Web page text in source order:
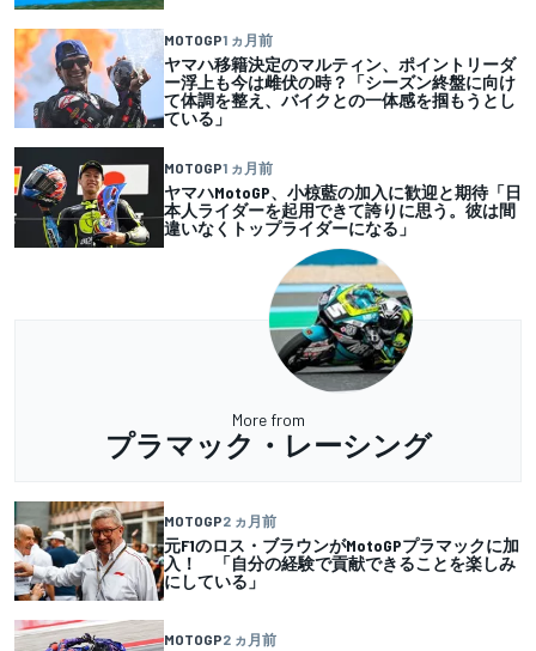
MOTOGP1 ヵ月前
ヤマハ移籍決定のマルティン、ポイントリーダ
ー浮上も今は雌伏の時？「シーズン終盤に向け
て体調を整え、バイクとの一体感を掴もうとし
ている」
MOTOGP1 ヵ月前
ヤマハMotoGP、小椋藍の加入に歓迎と期待「日
本人ライダーを起用できて誇りに思う。彼は間
違いなくトップライダーになる」
More from
プラマック・レーシング
MOTOGP2 ヵ月前
元F1のロス・ブラウンがMotoGPプラマックに加
入！ 「自分の経験で貢献できることを楽しみ
にしている」
MOTOGP2 ヵ月前